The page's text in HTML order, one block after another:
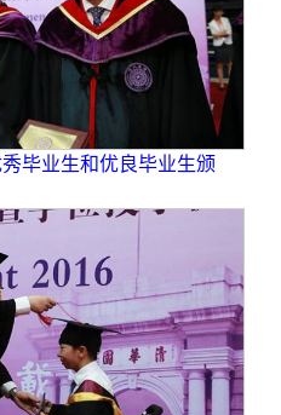
毕业生和优良毕业生颁